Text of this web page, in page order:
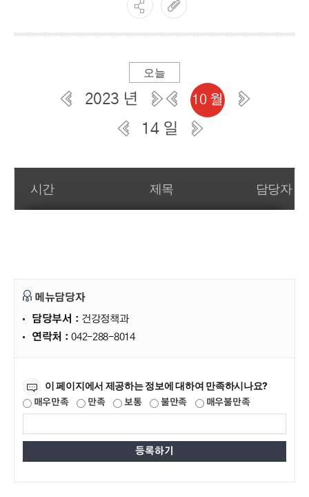
오늘
2023 년 10 월
14 일
일간 부서일정관리
시간 제목 담당자
메뉴담당자
담당부서 : 건강정책과
연락처 :042-288-8014
이 페이지에서 제공하는 정보에 대하여 만족하시나요?
매우만족 만족 보통 불만족 매우불만족